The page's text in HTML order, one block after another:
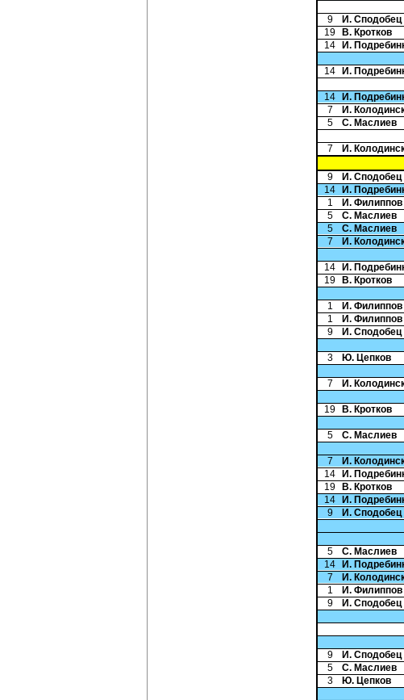
9
И. Сподобец
19
В. Кротков
14
И.
14
И.
14
И.
7
И.
5
С. Маслиев
7
И.
9 И. Сподобец
14
И.
1
И. Филиппов
5
С. Маслиев
5
С. Маслиев
7
И.
14
И.
19
В. Кротков
1
И. Филиппов
1
И. Филиппов
9
И. Сподобец
3
Ю. Цепков
7
И.
19
В. Кротков
5
С. Маслиев
7
И.
14
И.
19
В. Кротков
14
И.
9
И. Сподобец
5
С. Маслиев
14
И.
7
И.
1
И. Филиппов
9
И. Сподобец
9
И. Сподобец
5
С. Маслиев
3
Ю. Цепков